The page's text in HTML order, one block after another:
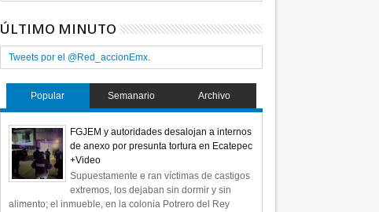
ÚLTIMO MINUTO
Tweets por el @Red_accionEmx.
Popular Semanario Archivo
FGJEM y autoridades desalojan a internos
de anexo por presunta tortura en Ecatepec
+Video
Supuestamente e ran víctimas de castigos
extremos, los dejaban sin dormir y sin
alimento; el inmueble, en la colonia Potrero del Rey